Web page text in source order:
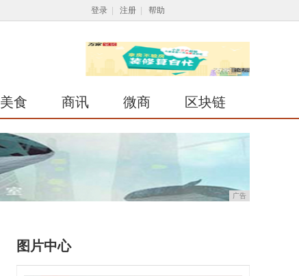
登录 注册 帮助
美食 商讯 微商 区块链
广告
图片中心